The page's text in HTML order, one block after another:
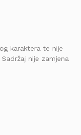
karaktera te nije
nije zamjena